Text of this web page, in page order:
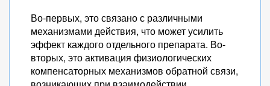
Во-первых, это связано с различными
механизмами действия, что может усилить
эффект каждого отдельного препарата. Во-
вторых, это активация физиологических
компенсаторных механизмов обратной связи,